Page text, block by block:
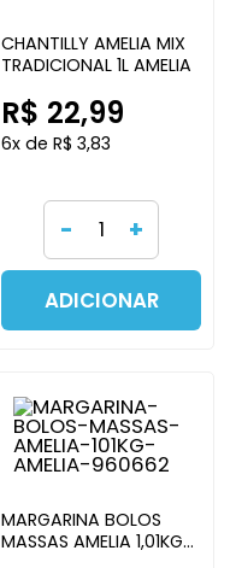
CHANTILLY AMELIA MIX
TRADICIONAL 1L AMELIA
R$ 22,99
6x de R$ 3,83
- +
ADICIONAR
MARGARINA BOLOS
MASSAS AMELIA 1,01KG